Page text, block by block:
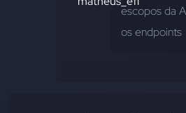
escopos da
os endpoints